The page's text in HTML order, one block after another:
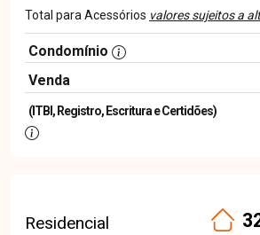
Total para Acessórios valores sujeitos a
Condomínio
Venda
(ITBI, Registro, Escritura e Certidões)
Residencial